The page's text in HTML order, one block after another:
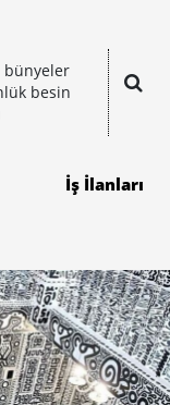
bünyeler
besin
İş İlanları